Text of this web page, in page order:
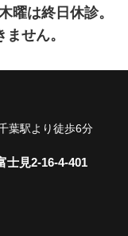
曜は終日休診。
せん。
士見2-16-4-401